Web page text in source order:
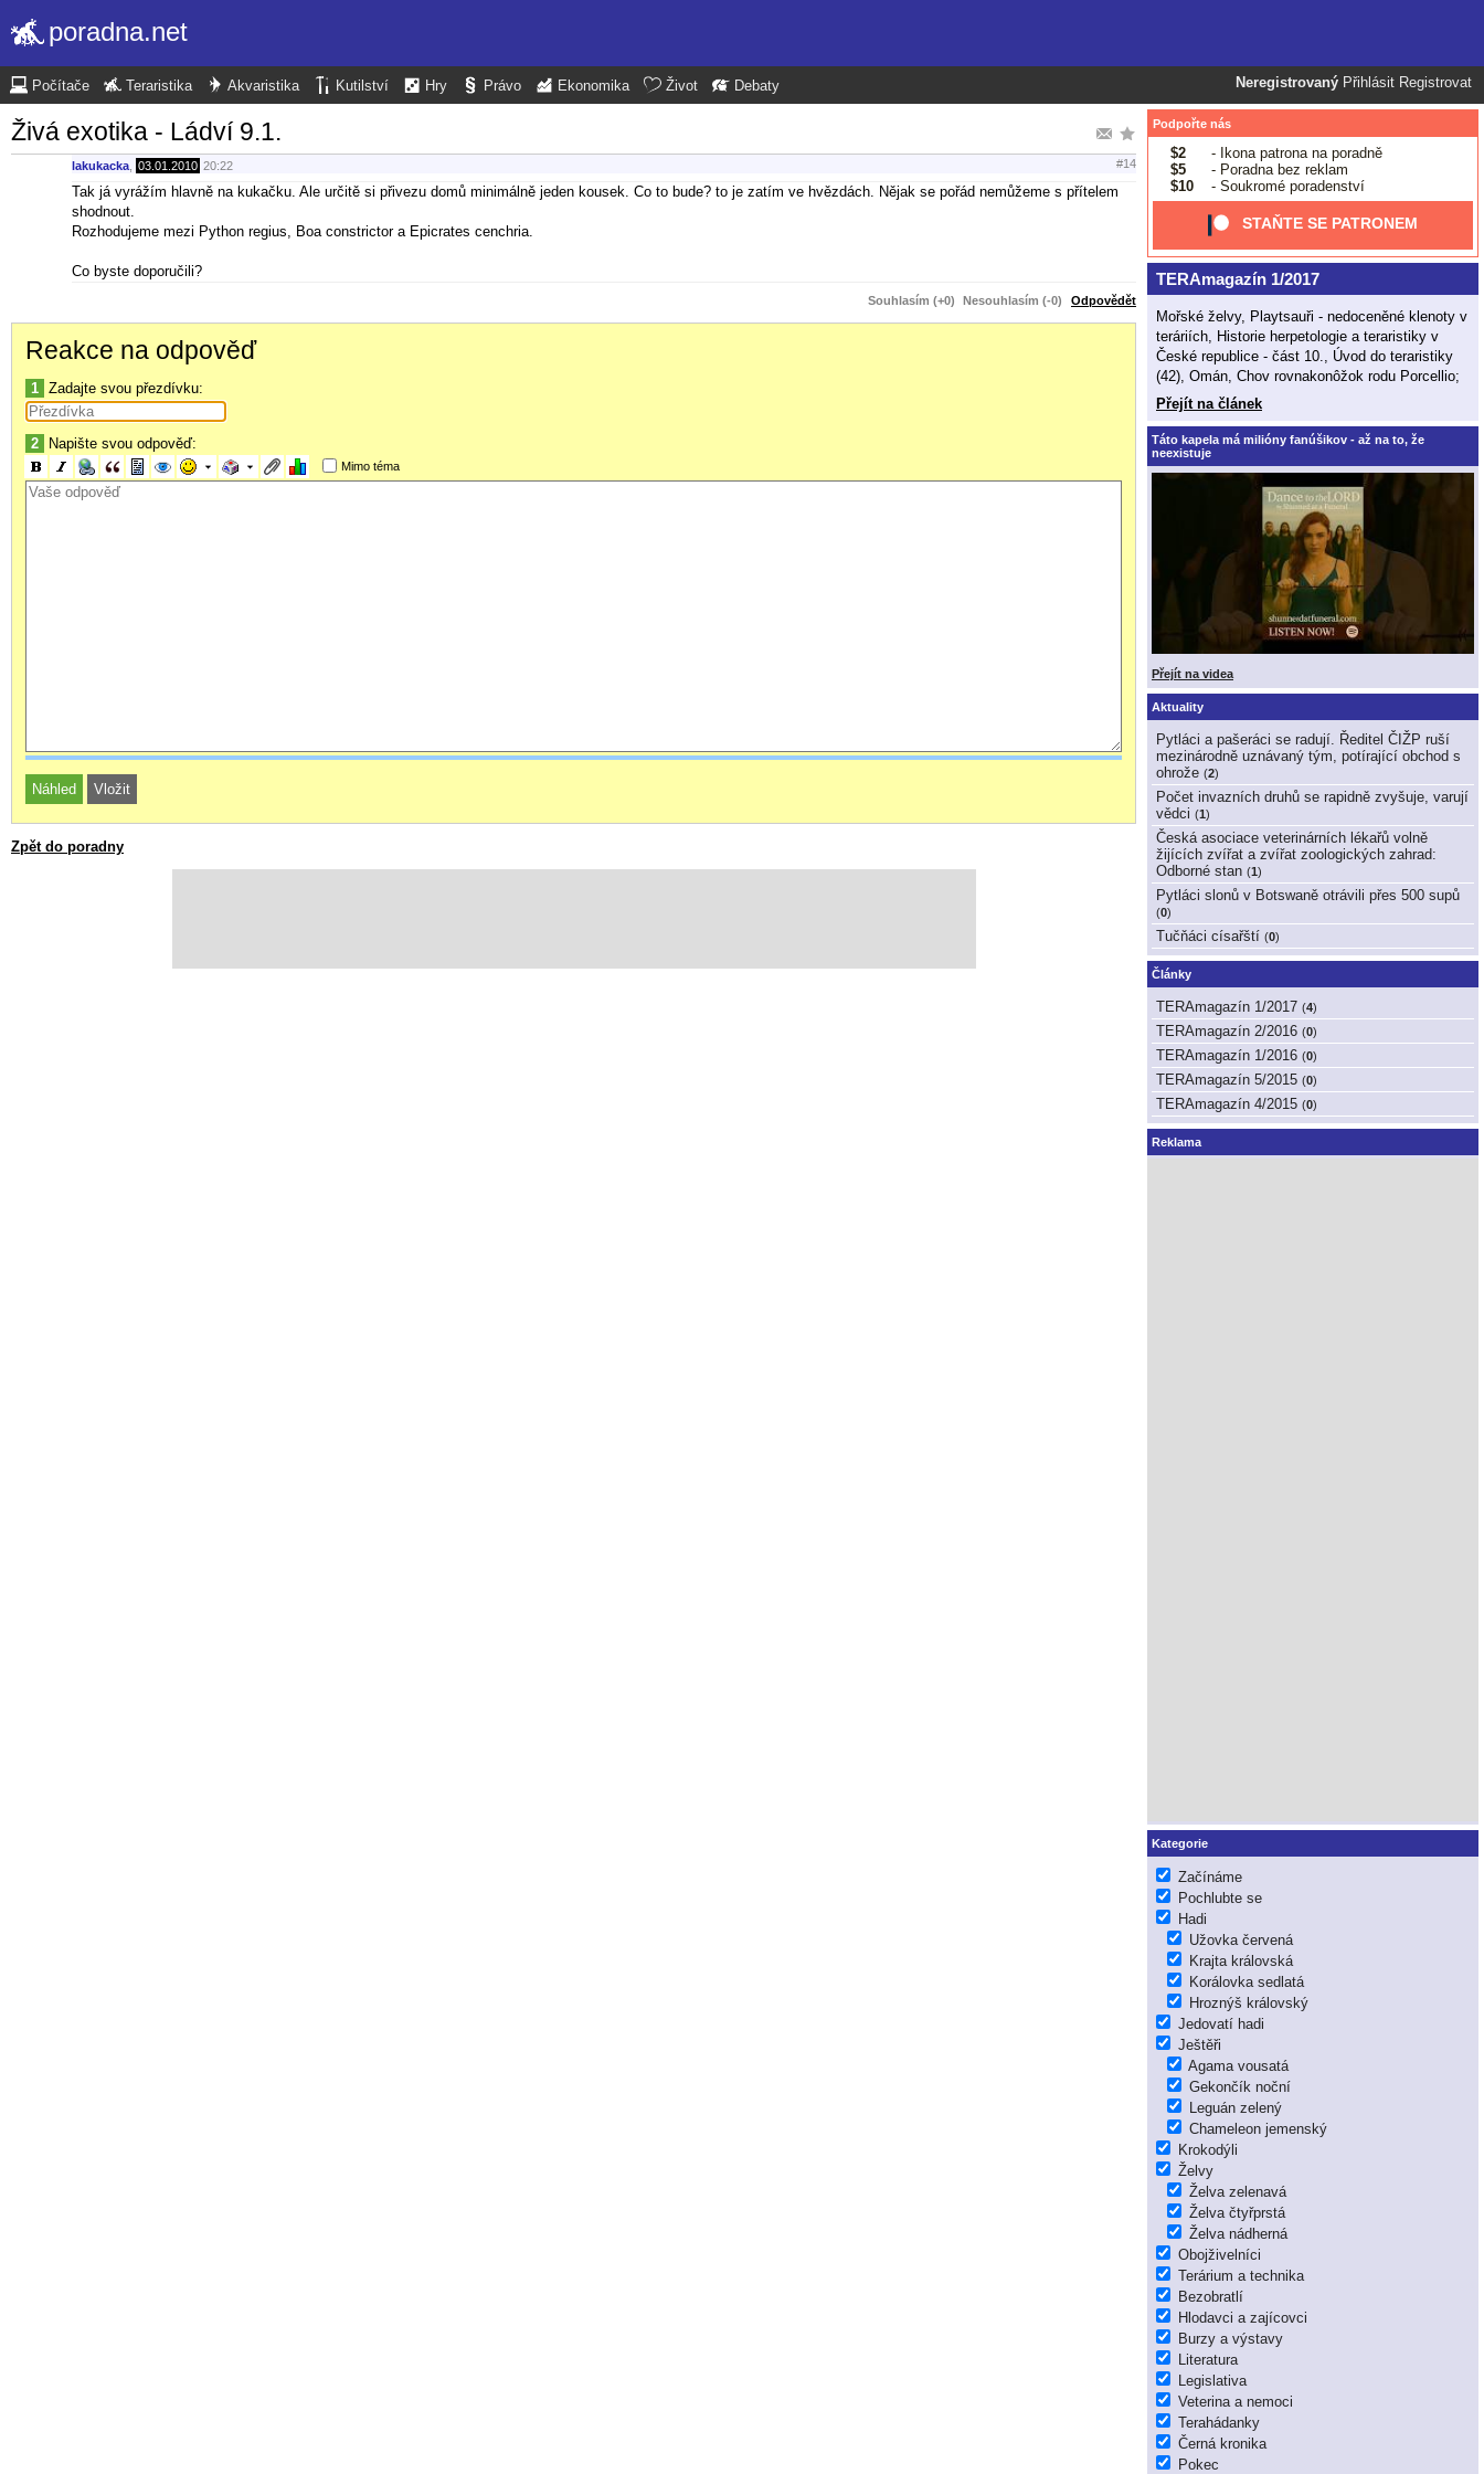
poradna.net
Neregistrovaný Přihlásit Registrovat
Počítače Teraristika Akvaristika Kutilství Hry Právo Ekonomika Život Debaty
Živá exotika - Ládví 9.1.
lakukacka 03.01.2010 20:22 #14
Tak já vyrážím hlavně na kukačku. Ale určitě si přivezu domů minimálně jeden kousek. Co to bude? to je zatím ve hvězdách. Nějak se pořád nemůžeme s přítelem
shodnout.
Rozhodujeme mezi Python regius, Boa constrictor a Epicrates cenchria.
Co byste doporučili?
Souhlasím (+0) Nesouhlasím (-0) Odpovědět
Reakce na odpověď
1 Zadajte svou přezdívku:
2 Napište svou odpověď:
Mimo téma
Zpět do poradny
Podpořte nás
$2
- Ikona patrona na poradně
$5
- Poradna bez reklam
$10
- Soukromé poradenství
STAŇTE SE PATRONEM
TERAmagazín 1/2017
Mořské želvy, Playtsauři - nedoceněné klenoty v
teráriích, Historie herpetologie a teraristiky v
České republice - část 10., Úvod do teraristiky
(42), Omán, Chov rovnakonôžok rodu Porcellio;
Přejít na článek
Táto kapela má milióny fanúšikov - až na to, že
neexistuje
Přejít na videa
Aktuality
Pytláci a pašeráci se radují. Ředitel ČIŽP ruší
mezinárodně uznávaný tým, potírající obchod s
ohrože (2)
Počet invazních druhů se rapidně zvyšuje, varují
vědci (1)
Česká asociace veterinárních lékařů volně
žijících zvířat a zvířat zoologických zahrad:
Odborné stan (1)
Pytláci slonů v Botswaně otrávili přes 500 supů
(0)
Tučňáci císařští (0)
Články
TERAmagazín 1/2017 (4)
TERAmagazín 2/2016 (0)
TERAmagazín 1/2016 (0)
TERAmagazín 5/2015 (0)
TERAmagazín 4/2015 (0)
Reklama
Kategorie
Začínáme
Pochlubte se
Hadi
Užovka červená
Krajta královská
Korálovka sedlatá
Hroznýš královský
Jedovatí hadi
Ještěři
Agama vousatá
Gekončík noční
Leguán zelený
Chameleon jemenský
Krokodýli
Želvy
Želva zelenavá
Želva čtyřprstá
Želva nádherná
Obojživelníci
Terárium a technika
Bezobratlí
Hlodavci a zajícovci
Burzy a výstavy
Literatura
Legislativa
Veterina a nemoci
Terahádanky
Černá kronika
Pokec